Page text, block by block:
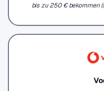
bis zu 250 € bekommen